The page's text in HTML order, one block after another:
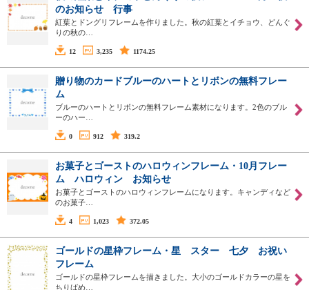
のお知らせ 行事
紅葉とドングリフレームを作りました。秋の紅葉とイチョウ、どんぐ
りの秋の…
12 3,235 1174.25
贈り物のカードブルーのハートとリボンの無料フレー
ム
ブルーのハートとリボンの無料フレーム素材になります。2色のブル
ーのハー…
0 912 319.2
お菓子とゴーストのハロウィンフレーム・10月フレー
ム ハロウィン お知らせ
お菓子とゴーストのハロウィンフレームになります。キャンディなど
のお菓子…
4 1,023 372.05
ゴールドの星枠フレーム・星 スター 七夕 お祝い
フレーム
ゴールドの星枠フレームを描きました。大小のゴールドカラーの星を
ちりばめ…